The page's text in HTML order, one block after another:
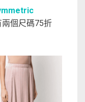
個尺碼75折